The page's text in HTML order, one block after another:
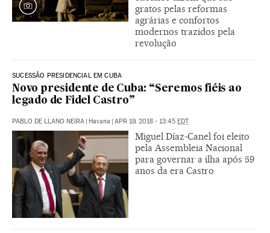
gratos pelas reformas
agrárias e confortos
modernos trazidos pela
revolução
SUCESSÃO PRESIDENCIAL EM CUBA
Novo presidente de Cuba: “Seremos fiéis ao
legado de Fidel Castro”
PABLO DE LLANO NEIRA | Havana | APR 19, 2018 - 13:45 EDT
Miguel Díaz-Canel foi eleito
pela Assembleia Nacional
para governar a ilha após 59
anos da era Castro